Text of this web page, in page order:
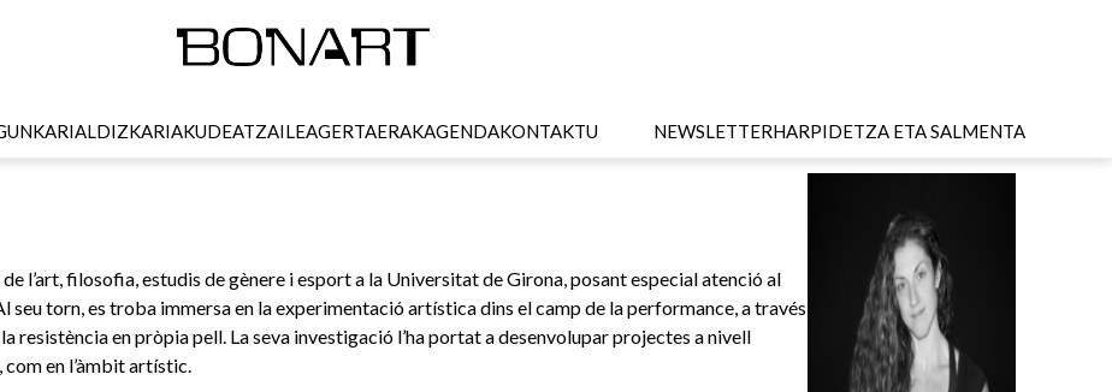
ALDIZKARIAKUDEATZAILEAGERTAERAKAGENDAKONTAKTU NEWSLETTERHARPIDETZA ETA SALMENTA
l’art, filosofia, estudis de gènere i esport a la Universitat de Girona, posant especial atenció al
seu torn, es troba immersa en la experimentació artística dins el camp de la performance, a través
resistència en pròpia pell. La seva investigació l’ha portat a desenvolupar projectes a nivell
en l’àmbit artístic.